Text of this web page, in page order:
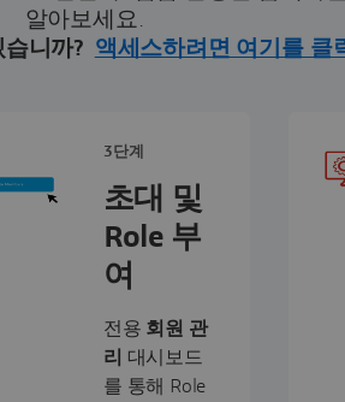
알아보세요.
니까? 액세스하려면 여기를 클
3단계
초대 및
Role 부
여
전용 회원 관
리
대시보드
를 통해 Role